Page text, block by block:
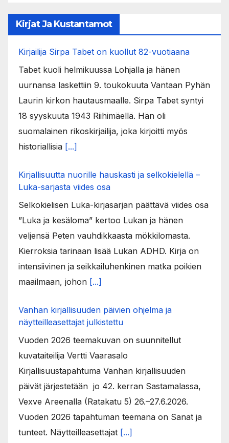
Kirjat Ja Kustantamot
Kirjailija Sirpa Tabet on kuollut 82-vuotiaana
Tabet kuoli helmikuussa Lohjalla ja hänen
uurnansa laskettiin 9. toukokuuta Vantaan Pyhän
Laurin kirkon hautausmaalle. Sirpa Tabet syntyi
18 syyskuuta 1943 Riihimäellä. Hän oli
suomalainen rikoskirjailija, joka kirjoitti myös
historiallisia [...]
Kirjallisuutta nuorille hauskasti ja selkokielellä –
Luka-sarjasta viides osa
Selkokielisen Luka-kirjasarjan päättävä viides osa
”Luka ja kesäloma” kertoo Lukan ja hänen
veljensä Peten vauhdikkaasta mökkilomasta.
Kierroksia tarinaan lisää Lukan ADHD. Kirja on
intensiivinen ja seikkailuhenkinen matka poikien
maailmaan, johon [...]
Vanhan kirjallisuuden päivien ohjelma ja
näytteilleasettajat julkistettu
Vuoden 2026 teemakuvan on suunnitellut
kuvataiteilija Vertti Vaarasalo
Kirjallisuustapahtuma Vanhan kirjallisuuden
päivät järjestetään jo 42. kerran Sastamalassa,
Vexve Areenalla (Ratakatu 5) 26.–27.6.2026.
Vuoden 2026 tapahtuman teemana on Sanat ja
tunteet. Näytteilleasettajat [...]